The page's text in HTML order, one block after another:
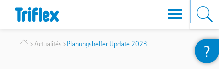
contenu
Fil
d'Ariane
Actualités Planungshelfer Update 2023 ?